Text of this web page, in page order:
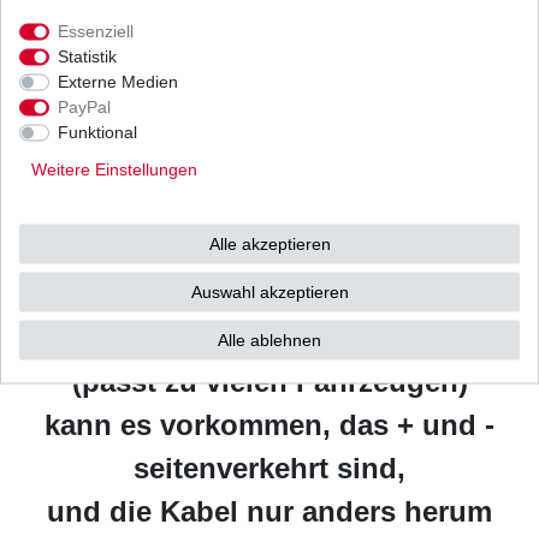
1*4er Stecker, Haltegummi und
Zubehörrelais hat andere
Optik ggü. dem Original,
fliegender Sicherung.
Bei einigen wenigen Modellen
(passt zu vielen Fahrzeugen)
kann es vorkommen, das + und -
seitenverkehrt sind,
und die Kabel nur anders herum
Essenziell
Statistik
Externe Medien
PayPal
Funktional
Weitere Einstellungen
Alle akzeptieren
Auswahl akzeptieren
Alle ablehnen